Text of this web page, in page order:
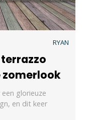
RYAN
zomerlook
glorieuze
en dit keer